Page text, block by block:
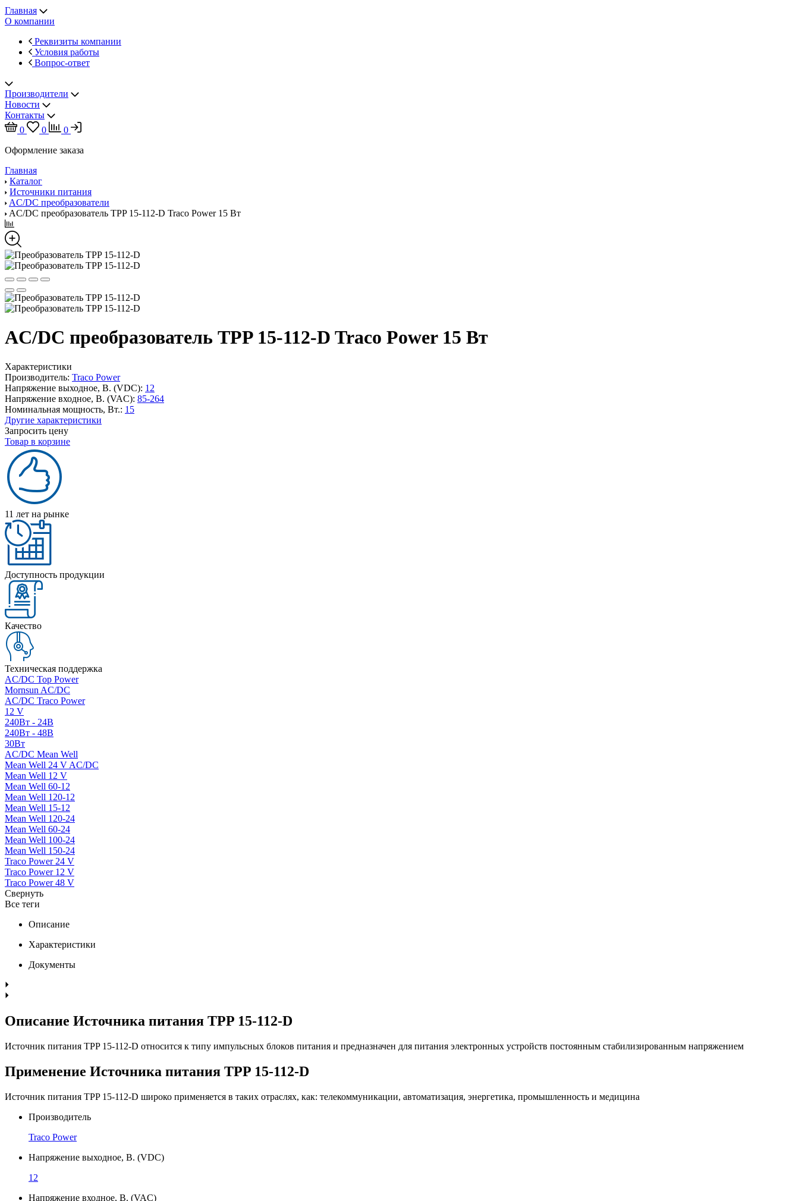
Главная
О компании
Реквизиты компании
Условия работы
Вопрос-ответ
Производители
Новости
Контакты
0
0
0
Оформление заказа
Главная
Каталог
Источники питания
AC/DC преобразователи
AC/DC преобразователь TPP 15-112-D Traco Power 15 Вт
AC/DC преобразователь TPP 15-112-D Traco Power 15 Вт
Характеристики
Производитель: Traco Power
Напряжение выходное, В. (VDC): 12
Напряжение входное, В. (VAC): 85-264
Номинальная мощность, Вт.: 15
Другие характеристики
Запросить цену
Товар в корзине
11 лет на рынке
Доступность продукции
Качество
Техническая поддержка
AC/DC Top Power
Mornsun AC/DC
AC/DC Traco Power
12 V
240Вт - 24В
240Вт - 48В
30Вт
AC/DC Mean Well
Mean Well 24 V AC/DC
Mean Well 12 V
Mean Well 60-12
Mean Well 120-12
Mean Well 15-12
Mean Well 120-24
Mean Well 60-24
Mean Well 100-24
Mean Well 150-24
Traco Power 24 V
Traco Power 12 V
Traco Power 48 V
Свернуть
Все теги
Описание
Характеристики
Документы
Описание Источника питания TPP 15-112-D
Источник питания TPP 15-112-D относится к типу импульсных блоков питания и предназначен для питания электронных устройств постоянным стабилизированным напряжением
Применение Источника питания TPP 15-112-D
Источник питания TPP 15-112-D широко применяется в таких отраслях, как: телекоммуникации, автоматизация, энергетика, промышленность и медицина
Производитель
Traco Power
Напряжение выходное, В. (VDC)
12
Напряжение входное, В. (VAC)